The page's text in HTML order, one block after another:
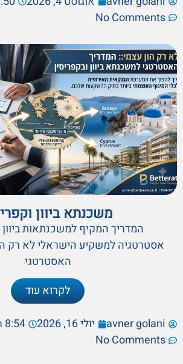
No Comments
משכנתא ביוון
המדריך המקיף למשכנתאות ביוון
אסטרטגיה למשקיע הישראלי לא רק
האסטרטגי
לקרוא עוד
avner golani יולי 16, 2026
8:54 am
No Comments